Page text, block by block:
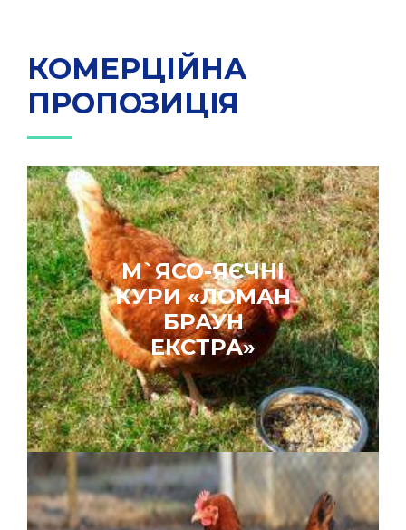
КОМЕРЦІЙНА
ПРОПОЗИЦІЯ
М`ЯСО-ЯЄЧНІ
КУРИ «ЛОМАН
БРАУН
ЕКСТРА»